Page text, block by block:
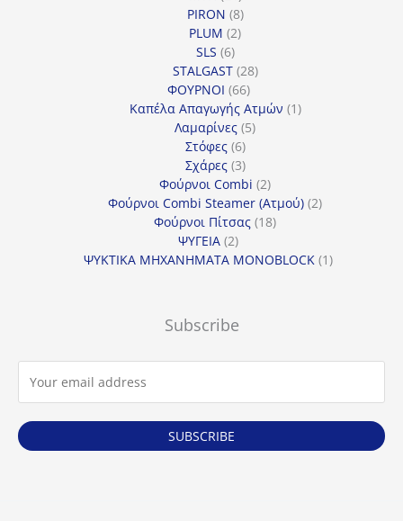
προϊόντα
PIRON 88
προϊόντα
PLUM 22
SLS 66
προϊόντα
STALGAST 2828
ΦΟΥΡΝΟΙ 6666
προϊόντα
Καπέλα Απαγωγής Ατμών 11
Λαμαρίνες 55
Στόφες 66
προϊόντα
Σχάρες 33
προϊόντα
Φούρνοι Combi 22
προϊόντα
Φούρνοι Combi Steamer (Ατμού) 22
Φούρνοι Πίτσας 1818
ΨΥΓΕΙΑ 22
προϊόντα
ΨΥΚΤΙΚΑ ΜΗΧΑΝΗΜΑΤΑ MONOBLOCK 11
Subscribe
SUBSCRIBE